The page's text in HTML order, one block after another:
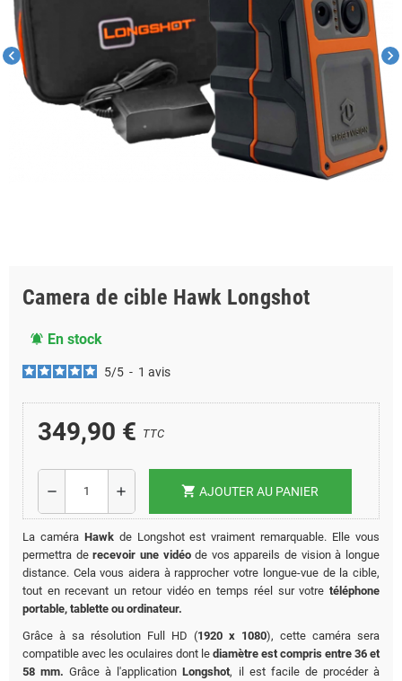
chevron_left chevron_right
Camera de cible Hawk Longshot
notifications_active En stock
5/5 - 1 avis
349,90 € TTC
remove add shopping_cart AJOUTER AU PANIER
La caméra Hawkde Longshot est vraiment remarquable. Elle vous
permettra derecevoir une vidéode vos appareils de vision à longue
distance. Cela vous aidera à rapprocher votre longue-vue de la cible,
tout en recevant un retour vidéo en temps réel sur votre téléphone
portable, tablette ou ordinateur.
Grâce à sa résolution Full HD (1920 x 1080), cette caméra sera
compatible avec les oculaires dont le diamètre est compris entre 36 et
58 mm. Grâce à l'applicationLongshot, il est facile de procéder à